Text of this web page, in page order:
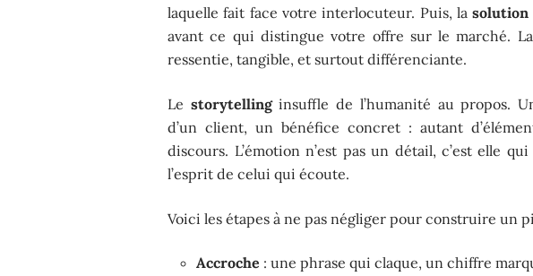
laquelle fait face votre interlocuteur. Puis, lasolution
avant ce qui distingue votre offre sur le marché.
ressentie, tangible, et surtout différenciante.
Le storytellinginsuffle de l’humanité au propos.
d’un client, un bénéfice concret : autant
discours. L’émotion n’est pas un détail, c’est elle
l’esprit de celui qui écoute.
Voici les étapes à ne pas négliger pour construire un
Accroche : une phrase qui claque, un chiffre